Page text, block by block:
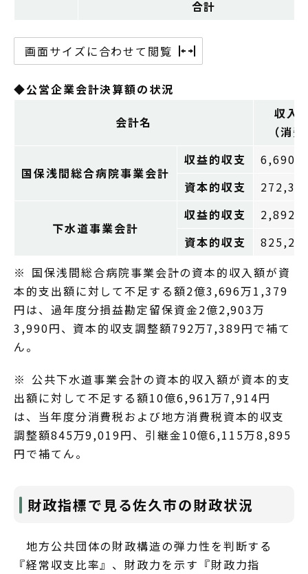
合計
画面サイズに合わせて閲覧
◆公営企業会計決算額の状況
会計名
収入
（消
国保浅間総合病院事業会計
収益的収支
資本的収支
下水道事業会計
収益的収支
資本的収支
※ 国保浅間総合病院事業会計の資本的収入額が資
本的支出額に対して不足する額2億3,696万1,379
円は、過年度分損益勘定留保資金2億2,903万
3,990円、資本的収支調整額792万7,389円で補て
ん。
※ 公共下水道事業会計の資本的収入額が資本的支
出額に対して不足する額10億6,961万7,914円
は、当年度分消費税および地方消費税資本的収支
調整額845万9,019円、引継金10億6,115万8,895
円で補てん。
財政指標で見る佐久市の財政状況
地方公共団体の財政構造の弾力性を判断する
『経常収支比率』、財政力を示す『財政力指